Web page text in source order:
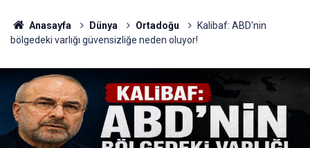
Anasayfa Dünya Ortadoğu
Kalibaf: ABD'nin
bölgedeki varlığı güvensizliğe neden oluyor!